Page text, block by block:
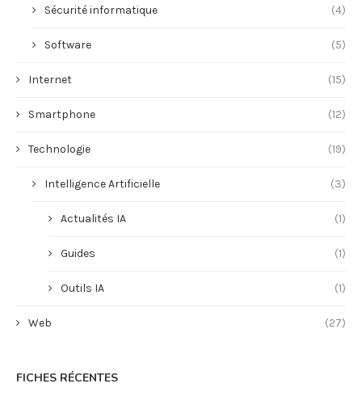
Sécurité informatique (4)
Software (5)
Internet (15)
Smartphone (12)
Technologie (19)
Intelligence Artificielle (3)
Actualités IA (1)
Guides (1)
Outils IA (1)
Web (27)
FICHES RÉCENTES